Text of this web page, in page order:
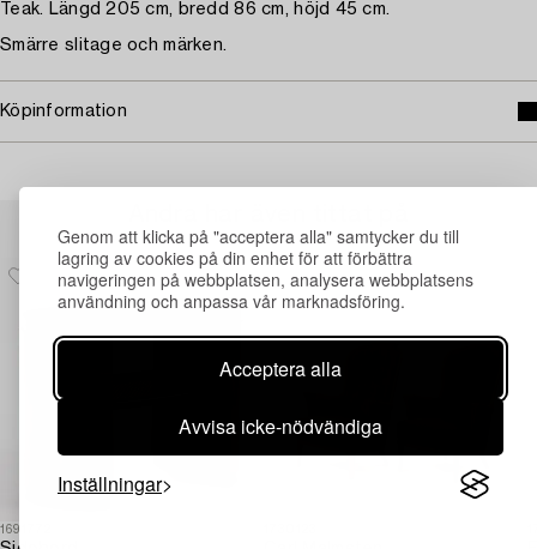
Genom att klicka på "acceptera alla" samtycker du till
lagring av cookies på din enhet för att förbättra
navigeringen på webbplatsen, analysera webbplatsens
användning och anpassa vår marknadsföring.
Acceptera alla
Avvisa icke-nödvändiga
Inställningar
Teak. Längd 205 cm, bredd 86 cm, höjd 45 cm.
Smärre slitage och märken.
Köpinformation
1691772